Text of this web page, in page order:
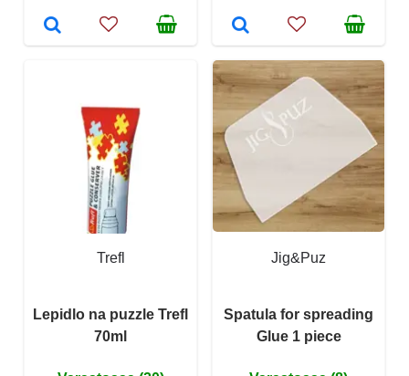
Trefl
Lepidlo na puzzle Trefl
70ml
Jig&Puz
Spatula for spreading
Glue 1 piece